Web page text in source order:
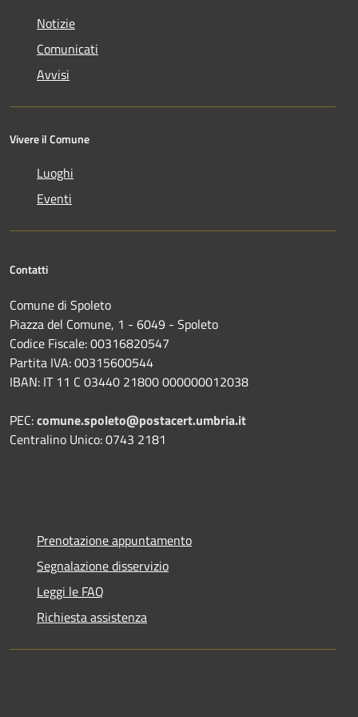
Notizie
Comunicati
Avvisi
Vivere il Comune
Luoghi
Eventi
Contatti
Comune di Spoleto
Piazza del Comune, 1 - 6049 - Spoleto
Codice Fiscale: 00316820547
Partita IVA: 00315600544
IBAN: IT 11 C 03440 21800 000000012038
PEC:comune.spoleto@postacert.umbria.it
Centralino Unico: 0743 2181
Prenotazione appuntamento
Segnalazione disservizio
Leggi le FAQ
Richiesta assistenza